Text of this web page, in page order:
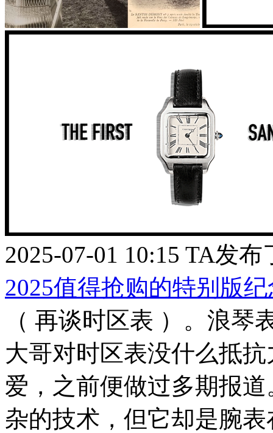
2025-07-01 10:15 TA发布
2025值得抢购的特别版
（ 再谈时区表 ）。浪琴
大哥对时区表没什么抵
爱，之前便做过多期报
杂的技术，但它却是腕